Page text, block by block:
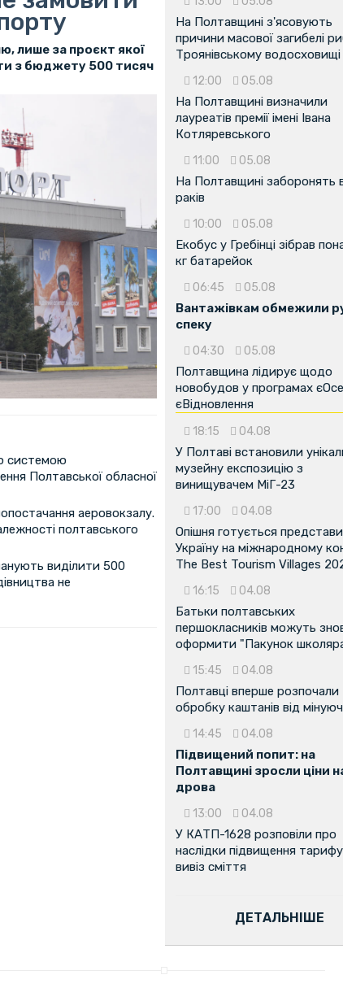
лише за проєкт якої
з бюджету 500 тисяч
системою
Полтавської обласної
аеровокзалу.
полтавського
виділити 500
не
На Полтавщині з'ясовують
причини масової загибелі
Троянівському водосховищі
12:00 05.08
На Полтавщині визначили
лауреатів премії імені Івана
Котляревського
11:00 05.08
На Полтавщині заборонять
раків
10:00 05.08
Екобус у Гребінці зібрав
кг батарейок
06:45 05.08
Вантажівкам обмежили
спеку
04:30 05.08
Полтавщина лідирує щодо
новобудов у програмах
єВідновлення
18:15 04.08
У Полтаві встановили
музейну експозицію з
винищувачем МіГ-23
17:00 04.08
Опішня готується
Україну на міжнародному
The Best Tourism Villages
16:15 04.08
Батьки полтавських
першокласників можуть
оформити "Пакунок
15:45 04.08
Полтавці вперше розпочали
обробку каштанів від
14:45 04.08
Підвищений попит: на
Полтавщині зросли ціни
дрова
13:00 04.08
У КАТП-1628 розповіли про
наслідки підвищення
вивіз сміття
ДЕТАЛЬНІШЕ